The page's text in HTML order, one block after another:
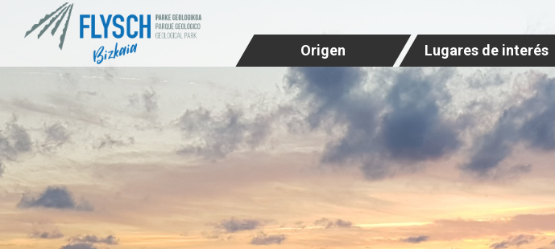
Origen Lugares de interés